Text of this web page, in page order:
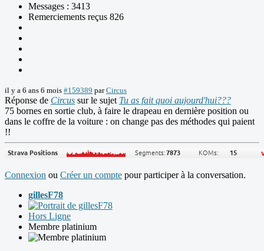
Messages : 3413
Remerciements reçus 826
il y a 6 ans 6 mois #159389 parCircus
Réponse de Circus sur le sujet Tu as fait quoi aujourd'hui???
75 bornes en sortie club, à faire le drapeau en dernière position ou
dans le coffre de la voiture : on change pas des méthodes qui paient
!!
Connexion ou Créer un compte pour participer à la conversation.
gillesF78
Hors Ligne
Membre platinium